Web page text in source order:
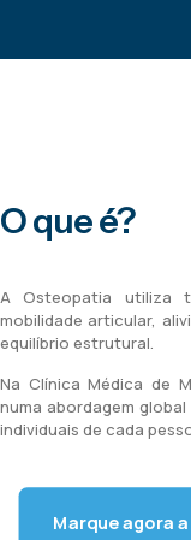
O que é?
A Osteopatia utiliza
mobilidade articular,
equilíbrio estrutural.
Na Clínica Médica de
numa abordagem
individuais de cada
Marque agora